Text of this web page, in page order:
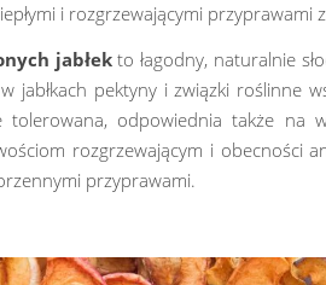
i rozgrzewającymi przyprawami
jabłekto łagodny, naturalnie
jabłkach pektyny i związki roślinne
tolerowana, odpowiednia także na
rozgrzewającym i obecności
przyprawami.